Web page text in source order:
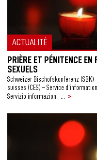
ACTUALITÉ
PRIÈRE ET PÉNITENCE
SEXUELS
Schweizer Bischofskonferenz
suisses (CES) – Service
Servizio informazioni ...
>